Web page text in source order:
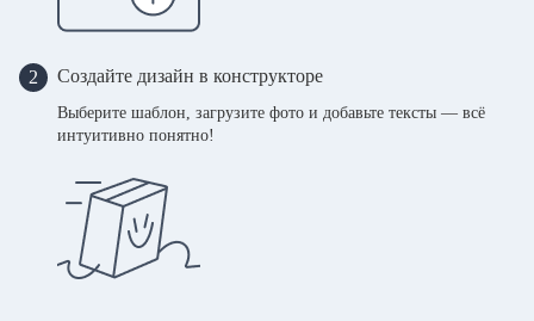
2 Создайте дизайн в конструкторе
Выберите шаблон, загрузите фото и добавьте тексты — всё
интуитивно понятно!